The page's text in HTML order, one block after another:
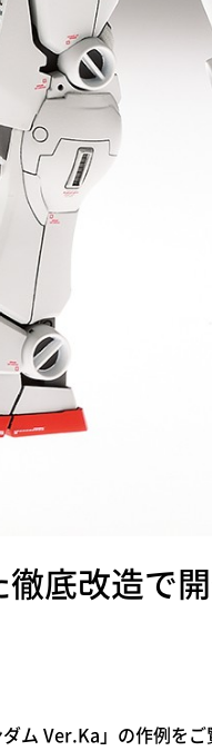
底改造で
ム Ver.Ka」の作例を